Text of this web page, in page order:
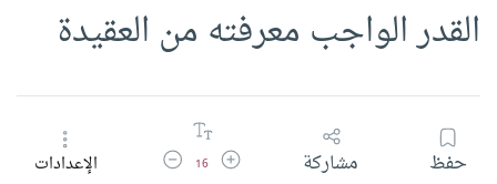
القدر الواجب معرفته من العقيدة
حفظ مشاركة زيادة حجم الخط
16 تقليل حجم الخطالإعدادات